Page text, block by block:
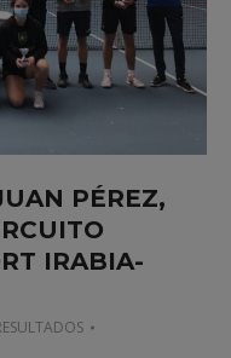
PÉREZ,
IRABIA-